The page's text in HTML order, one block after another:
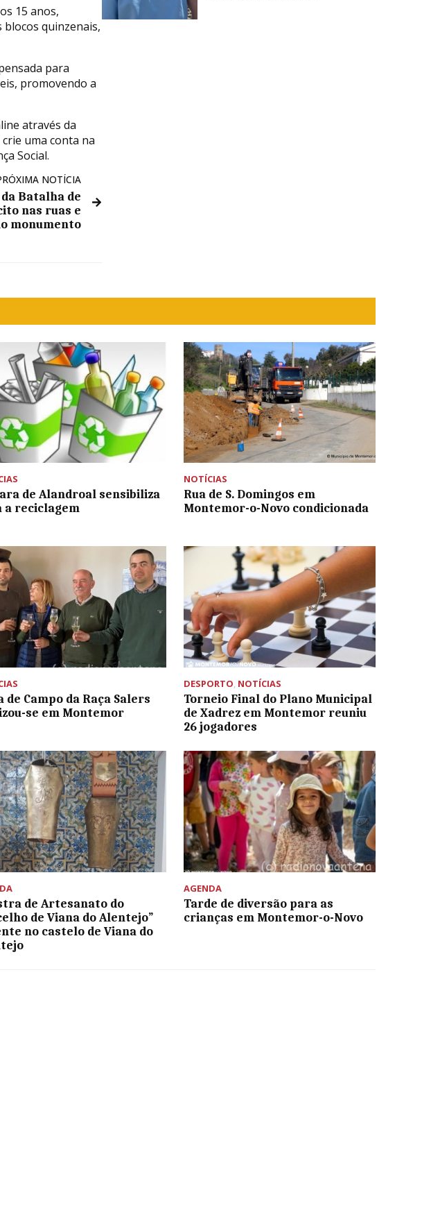
15 anos,
blocos quinzenais,
para
promovendo a
através da
uma conta na
Social.
NOTÍCIA
Batalha de
nas ruas e
monumento
de Alandroal sensibiliza
a reciclagem
NOTÍCIAS
Rua de S. Domingos em
Montemor-o-Novo condicionada
de Campo da Raça Salers
se em Montemor
DESPORTO, NOTÍCIAS
Torneio Final do Plano Municipal
de Xadrez em Montemor reuniu
26 jogadores
de Artesanato do
de Viana do Alentejo”
no castelo de Viana do
AGENDA
Tarde de diversão para as
crianças em Montemor-o-Novo